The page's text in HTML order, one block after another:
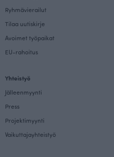
Ryhmävierailut
Tilaa uutiskirje
Avoimet työpaikat
EU-rahoitus
Yhteistyö
Jälleenmyynti
Press
Projektimyynti
Vaikuttajayhteistyö